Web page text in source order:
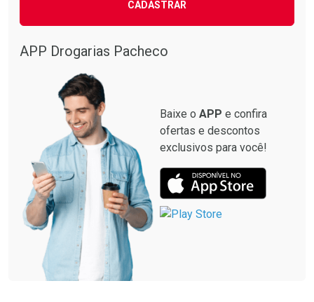
CADASTRAR
APP Drogarias Pacheco
Baixe o APP e confira
ofertas e descontos
exclusivos para você!